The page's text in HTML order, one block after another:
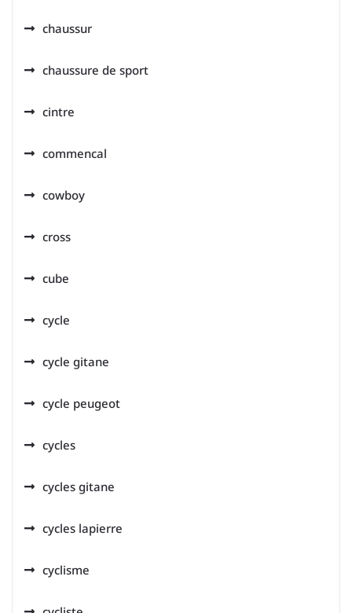
chaussur
chaussure de sport
cintre
commencal
cowboy
cross
cube
cycle
cycle gitane
cycle peugeot
cycles
cycles gitane
cycles lapierre
cyclisme